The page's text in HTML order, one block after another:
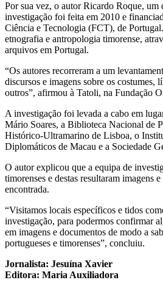
Por sua vez, o autor Ricardo Roque, um
investigação foi feita em 2010 e
Ciência e Tecnologia (FCT), de
etnografia e antropologia timorense,
arquivos em Portugal.
“Os autores recorreram a um
discursos e imagens sobre os costumes,
outros”, afirmou à Tatoli, na Fundação
A investigação foi levada a cabo em
Mário Soares, a Biblioteca Nacional de
Histórico-Ultramarino de Lisboa, o
Diplomáticos de Macau e a Sociedade
O autor explicou que a equipa de
timorenses e destas resultaram imagens
encontrada.
“Visitamos locais específicos e tidos
investigação, para podermos confirmar
em imagens e documentos de modo a
portugueses e timorenses”, concluiu.
Jornalista: Jesuína Xavier
Editora: Maria Auxiliadora